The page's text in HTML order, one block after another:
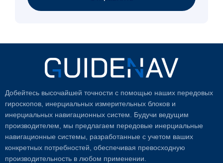
Добейтесь высочайшей точности с помощью наших передовых
гироскопов, инерциальных измерительных блоков и
инерциальных навигационных систем. Будучи ведущим
производителем, мы предлагаем передовые инерциальные
навигационные системы, разработанные с учетом ваших
конкретных потребностей, обеспечивая превосходную
производительность в любом применении.